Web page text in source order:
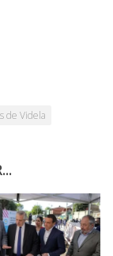
de Videla